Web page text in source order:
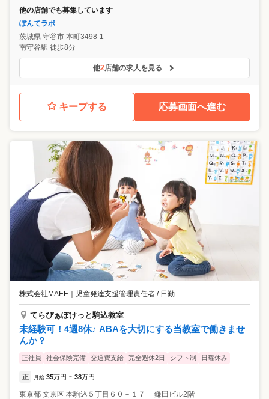
他の店舗でも募集しています
ぽんてラボ
茨城県 守谷市 本町3498-1
南守谷駅 徒歩8分
他2店舗の求人を見る
キープする 応募画面へ進む
株式会社MAEE ｜ 児童発達支援管理責任者 / 日勤
てらぴぁぽけっと駒込教室
未経験可！4週8休♪ ABAを大切にする当教室で働きませ
んか？
正社員 社会保険完備 交通費支給 完全週休2日 シフト制 日曜休み
正 月給 35万円 ~ 38万円
東京都 文京区 本駒込５丁目６０－１７ 鎌田ビル2階